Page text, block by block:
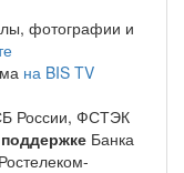
фотографии и
на BIS TV
России, ФСТЭК
Банка